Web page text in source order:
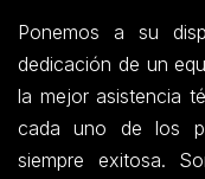
Ponemos a su
dedicación de un
la mejor asistencia
cada uno de los
siempre exitosa.